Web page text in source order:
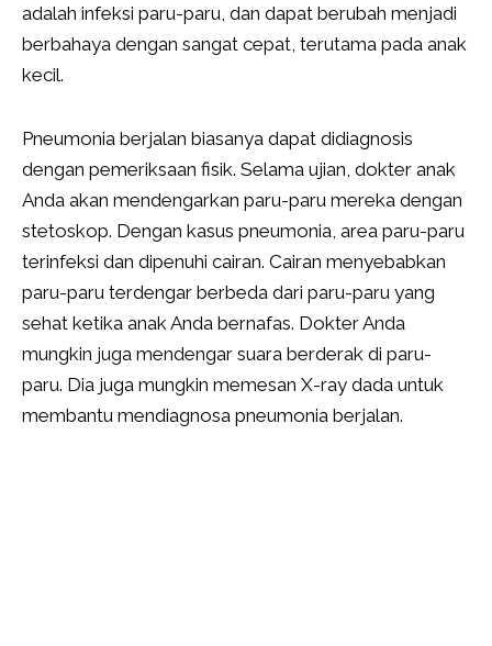
adalah infeksi paru-paru, dan dapat berubah menjadi
berbahaya dengan sangat cepat, terutama pada anak
kecil.
Pneumonia berjalan biasanya dapat didiagnosis
dengan pemeriksaan fisik. Selama ujian, dokter anak
Anda akan mendengarkan paru-paru mereka dengan
stetoskop. Dengan kasus pneumonia, area paru-paru
terinfeksi dan dipenuhi cairan. Cairan menyebabkan
paru-paru terdengar berbeda dari paru-paru yang
sehat ketika anak Anda bernafas. Dokter Anda
mungkin juga mendengar suara berderak di paru-
paru. Dia juga mungkin memesan X-ray dada untuk
membantu mendiagnosa pneumonia berjalan.